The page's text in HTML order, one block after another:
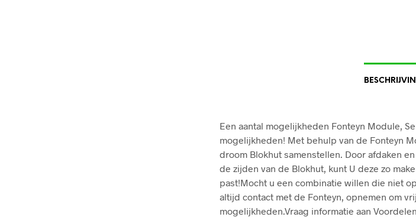
Een aantal mogelijkheden Fonteyn Module,
mogelijkheden! Met behulp van de Fonteyn
droom Blokhut samenstellen. Door afdaken
de zijden van de Blokhut, kunt U deze zo
past!Mocht u een combinatie willen die niet
altijd contact met de Fonteyn, opnemen om
mogelijkheden.Vraag informatie aan